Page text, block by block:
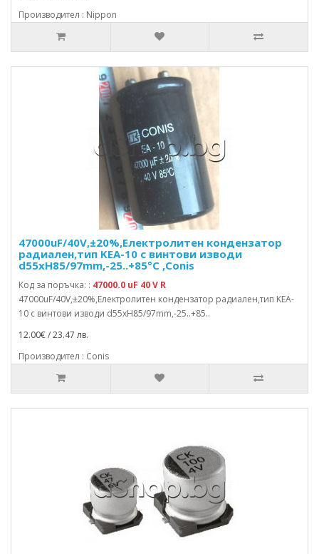
Производител : Nippon
47000uF/40V,±20%,Електролитен кондензатор
радиален,тип KEA-10 с винтови изводи
d55xH85/97mm,-25..+85°C ,Conis
Код за поръчка: : 47000.0 uF 40 V R
47000uF/40V,±20%,Електролитен кондензатор радиален,тип KEA-
10 с винтови изводи d55xH85/97mm,-25..+85..
12.00€ / 23.47 лв.
Производител : Conis